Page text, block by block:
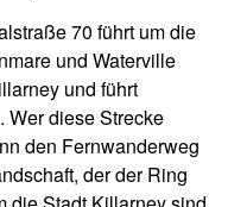
70 führt um die
und Waterville
und führt
Wer diese Strecke
den Fernwanderweg
der der Ring